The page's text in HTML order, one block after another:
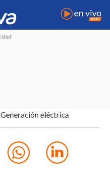
Generación eléctrica